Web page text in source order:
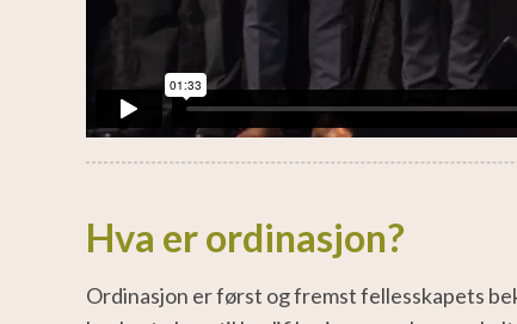
Hva er ordinasjon?
Ordinasjon er først og fremst fellesskapets